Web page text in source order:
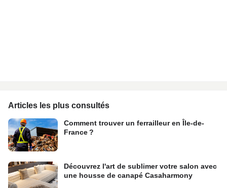
Articles les plus consultés
Comment trouver un ferrailleur en Île-de-
France ?
Découvrez l'art de sublimer votre salon avec
une housse de canapé Casaharmony